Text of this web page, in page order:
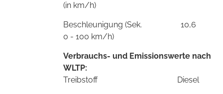
(in km/h)
Beschleunigung (Sek.
0 - 100 km/h)
10,6
Verbrauchs- und Emissionswerte nach
WLTP:
Treibstoff
Diesel